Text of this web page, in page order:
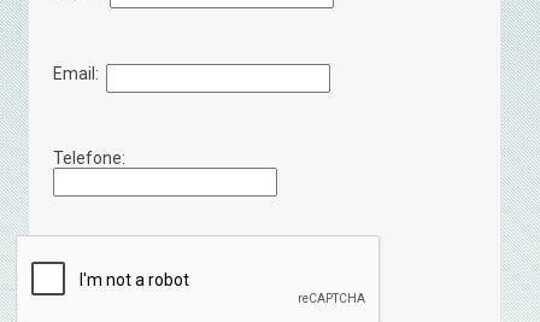
Email:
Telefone: